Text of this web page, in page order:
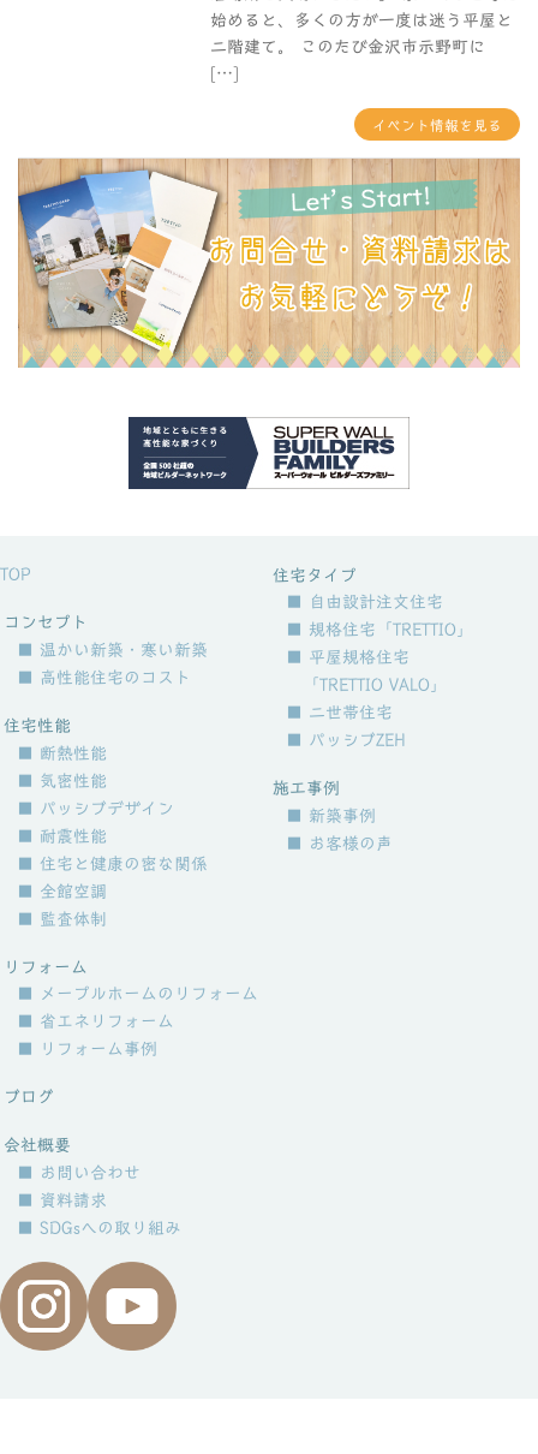
始めると、多くの方が一度は迷う平屋と
二階建て。 このたび金沢市示野町に
[…]
イベント情報を見る
TOP
コンセプト
■ 温かい新築・寒い新築
■ 高性能住宅のコスト
住宅性能
■ 断熱性能
■ 気密性能
■ パッシブデザイン
■ 耐震性能
■ 住宅と健康の密な関係
■ 全館空調
■ 監査体制
住宅タイプ
■ 自由設計注文住宅
■ 規格住宅「TRETTIO」
■ 平屋規格住宅
「TRETTIO VALO」
■ 二世帯住宅
■ パッシブZEH
施工事例
■ 新築事例
■ お客様の声
リフォーム
■ メープルホームのリフォーム
■ 省エネリフォーム
■ リフォーム事例
ブログ
会社概要
■ お問い合わせ
■ 資料請求
■ SDGsへの取り組み